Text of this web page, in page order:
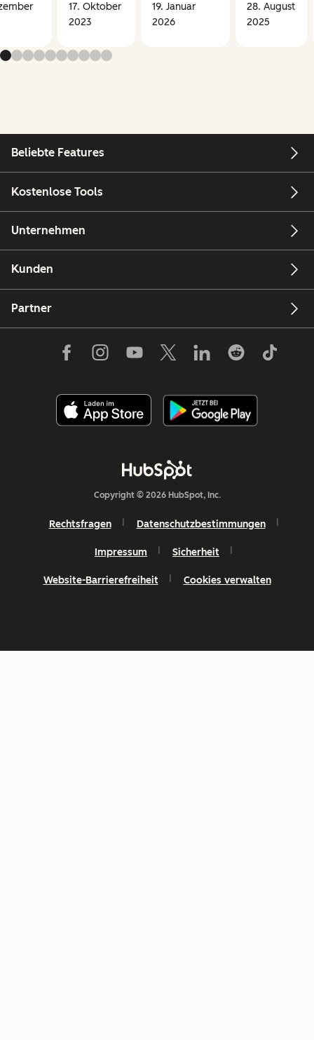
17. Oktober
2023
19. Januar
2026
28. August
2025
Beliebte Features
Kostenlose Tools
Unternehmen
Kunden
Partner
Copyright © 2026 HubSpot, Inc.
Rechtsfragen Datenschutzbestimmungen
Impressum Sicherheit
Website-Barrierefreiheit Cookies verwalten